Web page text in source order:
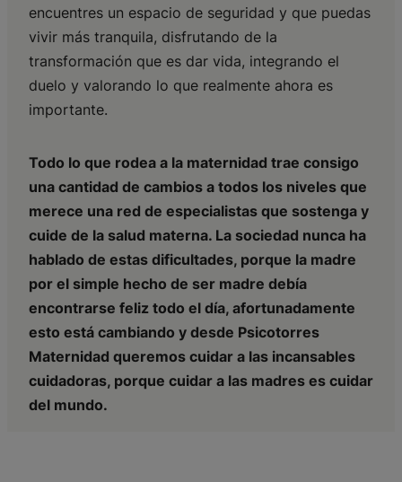
encuentres un espacio de seguridad y que puedas
vivir más tranquila, disfrutando de la
transformación que es dar vida, integrando el
duelo y valorando lo que realmente ahora es
importante.
Todo lo que rodea a la maternidad trae consigo
una cantidad de cambios a todos los niveles que
merece una red de especialistas que sostenga y
cuide de la salud materna. La sociedad nunca ha
hablado de estas dificultades, porque la madre
por el simple hecho de ser madre debía
encontrarse feliz todo el día, afortunadamente
esto está cambiando y desde Psicotorres
Maternidad queremos cuidar a las incansables
cuidadoras, porque cuidar a las madres es cuidar
del mundo.